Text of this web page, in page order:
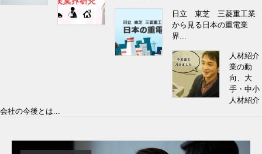
日立 東芝 三菱重工業
から見る日本の重電業
界...
人材紹介
業の動
向、大
手・中小
人材紹介
会社の今後とは...